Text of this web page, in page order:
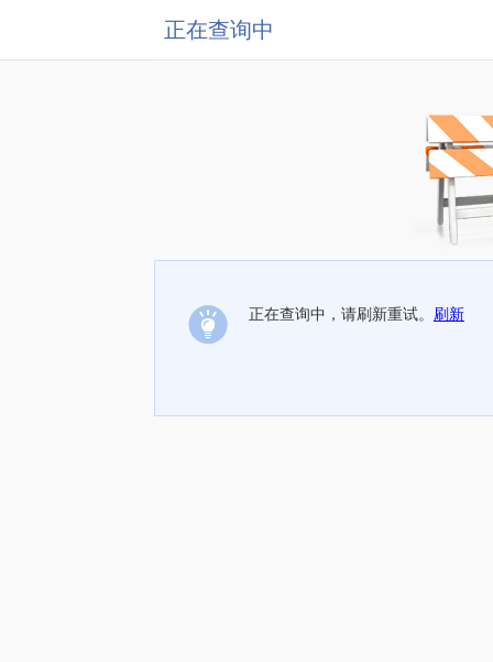
正在查询中
正在查询中，请刷新重试。 刷新